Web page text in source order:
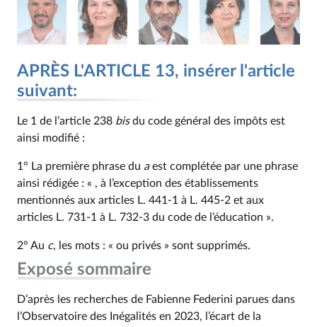
APRÈS L'ARTICLE 13, insérer l'article
suivant:
Le 1 de l’article 238 bisdu code général des impôts est
ainsi modifié :
1° La première phrase du aest complétée par une phrase
ainsi rédigée : « , à l’exception des établissements
mentionnés aux articles L. 441‑1 à L. 445‑2 et aux
articles L. 731‑1 à L. 732‑3 du code de l’éducation ».
2° Au c, les mots : « ou privés » sont supprimés.
Exposé sommaire
D’après les recherches de Fabienne Federini parues dans
l’Observatoire des Inégalités en 2023, l’écart de la